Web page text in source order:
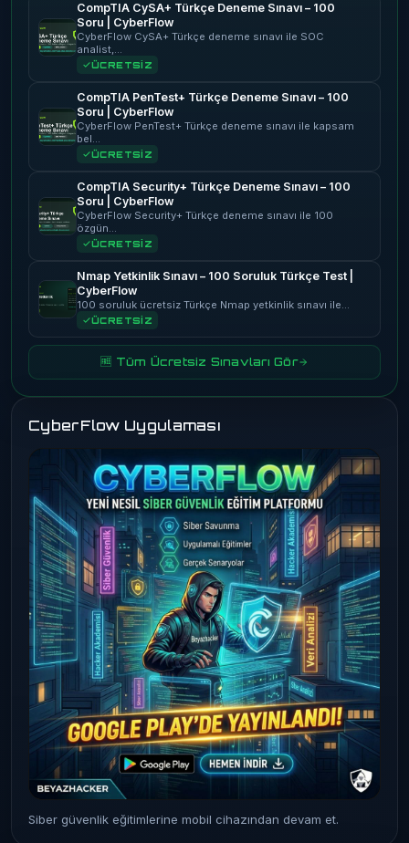
CompTIA CySA+ Türkçe Deneme Sınavı – 100
Soru | CyberFlow
CyberFlow CySA+ Türkçe deneme sınavı ile SOC
analist,…
ÜCRETSİZ
CompTIA PenTest+ Türkçe Deneme Sınavı – 100
Soru | CyberFlow
CyberFlow PenTest+ Türkçe deneme sınavı ile kapsam
bel…
ÜCRETSİZ
CompTIA Security+ Türkçe Deneme Sınavı – 100
Soru | CyberFlow
CyberFlow Security+ Türkçe deneme sınavı ile 100
özgün…
ÜCRETSİZ
Nmap Yetkinlik Sınavı – 100 Soruluk Türkçe Test |
CyberFlow
100 soruluk ücretsiz Türkçe Nmap yetkinlik sınavı ile…
ÜCRETSİZ
🆓 Tüm Ücretsiz Sınavları Gör
CyberFlow Uygulaması
Siber güvenlik eğitimlerine mobil cihazından devam et.